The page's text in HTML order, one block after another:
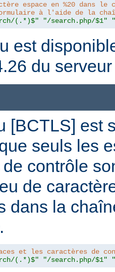
espace en %20 dans le
à l'aide de la
(.*)$" "/search.php/$1"
est
du
[BCTLS] est
seuls les
contrôle
de
dans la
et les caractères de
(.*)$" "/search.php/$1"